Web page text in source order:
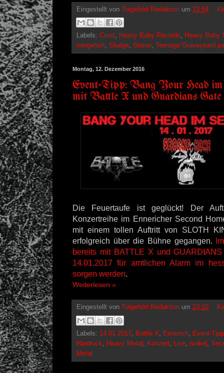
Eingestellt von Totgehört Redaktion um 23:54
Labels: Crust Heavy Baby Records
Heavy Baby
reingehört Sludge Stoner, Teenage Graveyeard
Montag, 12. Dezember 2016
Event-Tipp: Bang Your Head im
mit Battle X und Guardians Gate
Die Feuertaufe ist geglückt! Der
Konzertreihe im Ennericher Second
mit einem tollen Auftritt von SLOTH
erfolgreich über die Bühne gegangen.
bereits mit BATTLE X und
14.01.2017 für amtlichen Alarm im
sorgen werden.
Weiterlesen »
Eingestellt von Totgehört Redaktion um 23:10
Labels: 14.01.2017 Battle X Ennerich Event-Tipp
Hardrock
Heavy Metal Konzert Live runkel
Metal